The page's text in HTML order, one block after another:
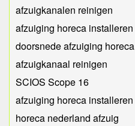
afzuigkanalen reinigen
afzuiging horeca installeren
doorsnede afzuiging horeca
afzuigkanaal reinigen
SCIOS Scope 16
afzuiging horeca installeren
horeca nederland afzuig